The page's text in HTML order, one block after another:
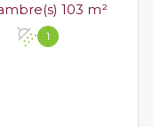
Appartement 4 pièce(s) 3 chambre(s) 103 m²
1